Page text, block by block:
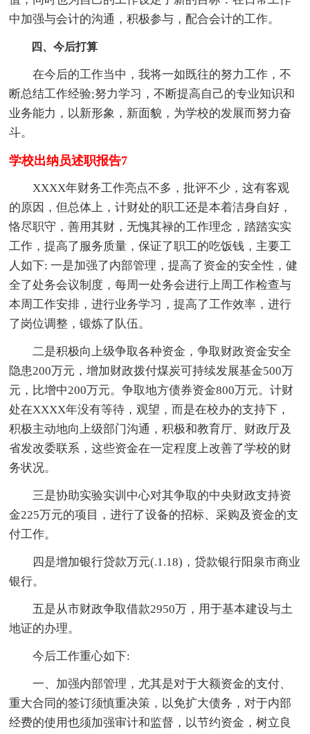
中加强与会计的沟通，积极参与，配合会计的工作。
四、今后打算
在今后的工作当中，我将一如既往的努力工作，不
断总结工作经验;努力学习，不断提高自己的专业知识和
业务能力，以新形象，新面貌，为学校的发展而努力奋
斗。
学校出纳员述职报告7
XXXX年财务工作亮点不多，批评不少，这有客观
的原因，但总体上，计财处的职工还是本着洁身自好，
恪尽职守，善用其财，无愧其禄的工作理念，踏踏实实
工作，提高了服务质量，保证了职工的吃饭钱，主要工
人如下: 一是加强了内部管理，提高了资金的安全性，健
全了处务会议制度，每周一处务会进行上周工作检查与
本周工作安排，进行业务学习，提高了工作效率，进行
了岗位调整，锻炼了队伍。
二是积极向上级争取各种资金，争取财政资金安全
隐患200万元，增加财政拨付煤炭可持续发展基金500万
元，比增中200万元。争取地方债券资金800万元。计财
处在XXXX年没有等待，观望，而是在校办的支持下，
积极主动地向上级部门沟通，积极和教育厅、财政厅及
省发改委联系，这些资金在一定程度上改善了学校的财
务状况。
三是协助实验实训中心对其争取的中央财政支持资
金225万元的项目，进行了设备的招标、采购及资金的支
付工作。
四是增加银行贷款万元(.1.18)，贷款银行阳泉市商业
银行。
五是从市财政争取借款2950万，用于基本建设与土
地证的办理。
今后工作重心如下:
一、加强内部管理，尤其是对于大额资金的支付、
重大合同的签订须慎重决策，以免扩大债务，对于内部
经费的使用也须加强审计和监督，以节约资金，树立良